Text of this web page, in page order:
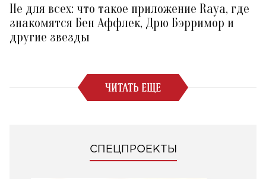
Не для всех: что такое приложение Raya, где
знакомятся Бен Аффлек, Дрю Бэрримор и
другие звезды
ЧИТАТЬ ЕЩЕ
СПЕЦПРОЕКТЫ